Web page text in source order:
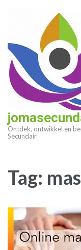
(druk
enter)
Ontdek, ontwikkel en
Secundair.
Tag: